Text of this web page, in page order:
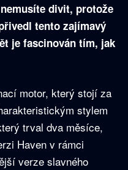
divit, protože
tento zajímavý
je fascinován tím, jak
motor, který stojí za
stylem
trval dva měsíce,
Haven v rámci
verze slavného